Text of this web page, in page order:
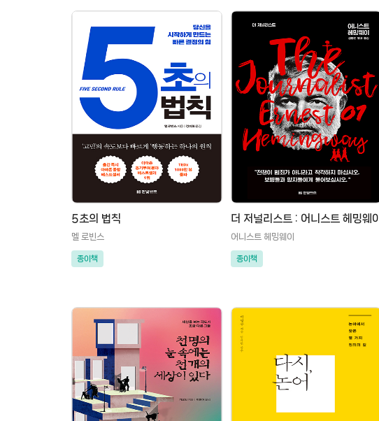
5초의 법칙
멜 로빈스
종이책
더 저널리스트 : 어니스트 헤밍웨이
어니스트 헤밍웨이
종이책